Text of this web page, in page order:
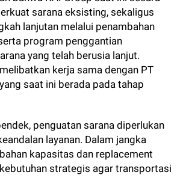
sarana eksisting, sekaligus
lanjutan melalui penambahan
program penggantian
yang telah berusia lanjut.
kerja sama dengan PT
saat ini berada pada tahap
penguatan sarana diperlukan
layanan. Dalam jangka
kapasitas dan replacement
strategis agar transportasi